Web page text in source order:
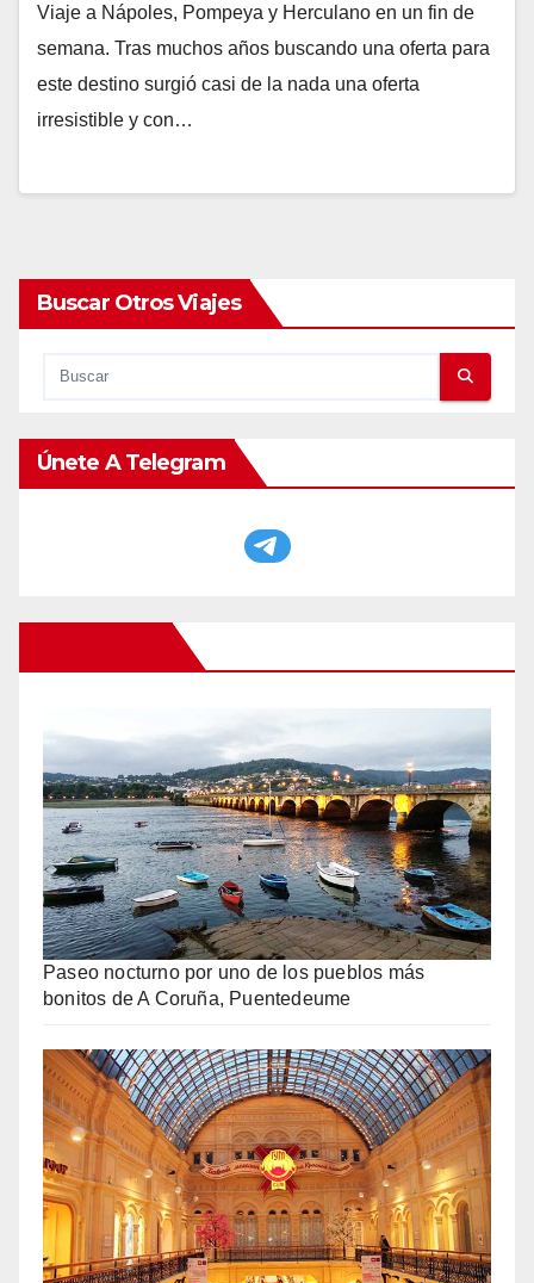
Viaje a Nápoles, Pompeya y Herculano en un fin de
semana. Tras muchos años buscando una oferta para
este destino surgió casi de la nada una oferta
irresistible y con…
Buscar Otros Viajes
Únete A Telegram
Paseo nocturno por uno de los pueblos más
bonitos de A Coruña, Puentedeume